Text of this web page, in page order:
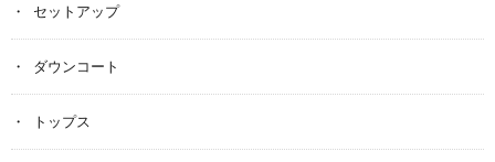
セットアップ
ダウンコート
トップス